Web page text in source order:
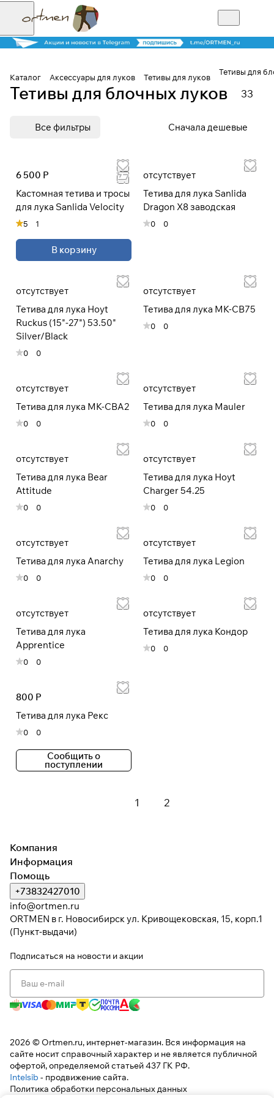
Каталог Аксессуары для луков Тетивы для луков
Тетивы для
Тетивы для блочных луков 33
Все фильтры Сначала дешевые
6 500 Р
Кастомная тетива и тросы
для лука Sanlida Velocity
5 1
В корзину
отсутствует
Тетива для лука Sanlida
Dragon X8 заводская
0 0
отсутствует
Тетива для лука Hoyt
Ruckus (15"-27") 53.50"
Silver/Black
0 0
отсутствует
Тетива для лука MK-CB75
0 0
отсутствует
Тетива для лука MK-CBА2
0 0
отсутствует
Тетива для лука Mauler
0 0
отсутствует
Тетива для лука Bear
Attitude
0 0
отсутствует
Тетива для лука Hoyt
Charger 54.25
0 0
отсутствует
Тетива для лука Anarchy
0 0
отсутствует
Тетива для лука Legion
0 0
отсутствует
Тетива для лука
Apprentice
0 0
отсутствует
Тетива для лука Кондор
0 0
800 Р
Тетива для лука Рекс
0 0
Сообщить о
поступлении
1 2
Для клиентов всех банков
Разбейте
25%
Добавляйте товары
При оформлении заказа
выберите метод оплатыПЛАЙТ
Получайте товар
выбранный способом
Оставшиеся75
с вашей карты
по25%каждые 2 недели
* При оплате черезПЛАЙТ
скидки по купонам не
применяются.
об оплате Плайтом
plait.ru
Компания
Информация
Помощь
+73832427010
info@ortmen.ru
ORTMEN в г. Новосибирск ул. Кривощековская, 15, корп.1
(Пункт-выдачи)
Подписаться на новости и акции
2026 © Ortmen.ru, интернет-магазин. Вся информация на
сайте носит справочный характер и не является публичной
офертой, определяемой статьей 437 ГК РФ.
Intelsib - продвижение сайта.
Политика обработки персональных данных